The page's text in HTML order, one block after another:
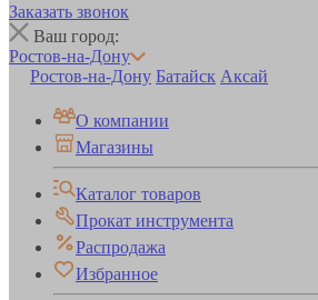
Заказать звонок
Ваш город:
Ростов-на-Дону
Ростов-на-Дону Батайск Аксай
О компании
Магазины
Каталог товаров
Прокат инструмента
Распродажа
Избранное